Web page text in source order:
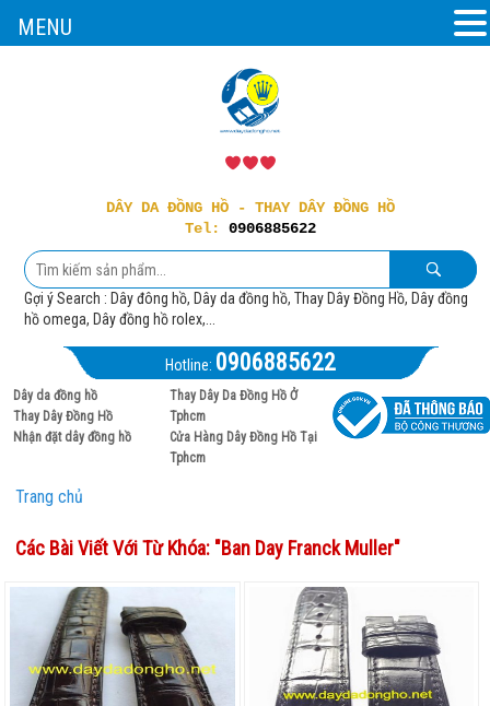
DÂY DA ĐỒNG HỒ - THAY DÂY ĐỒNG HỒ
Tel: 0906885622
Gợi ý Search : Dây đông hồ, Dây da đồng hồ, Thay Dây Đồng Hồ, Dây đồng
hồ omega, Dây đồng hồ rolex,...
Hotline: 0906885622
Dây da đồng hồ
Thay Dây Đồng Hồ
Nhận đặt dây đồng hồ
Thay Dây Da Đồng Hồ Ở
Tphcm
Cửa Hàng Dây Đồng Hồ Tại
Tphcm
Trang chủ
Các Bài Viết Với Từ Khóa: "Ban Day Franck Muller"
MENU